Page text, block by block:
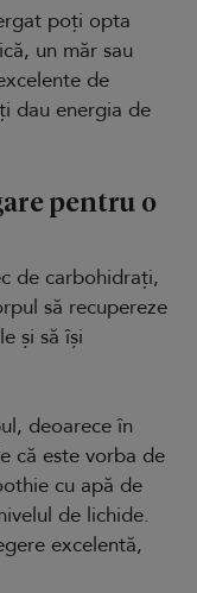
poți opta
un măr sau
de
dau energia de
pentru o
de carbohidrați,
să recupereze
și să își
deoarece în
că este vorba de
cu apă de
de lichide.
excelentă,